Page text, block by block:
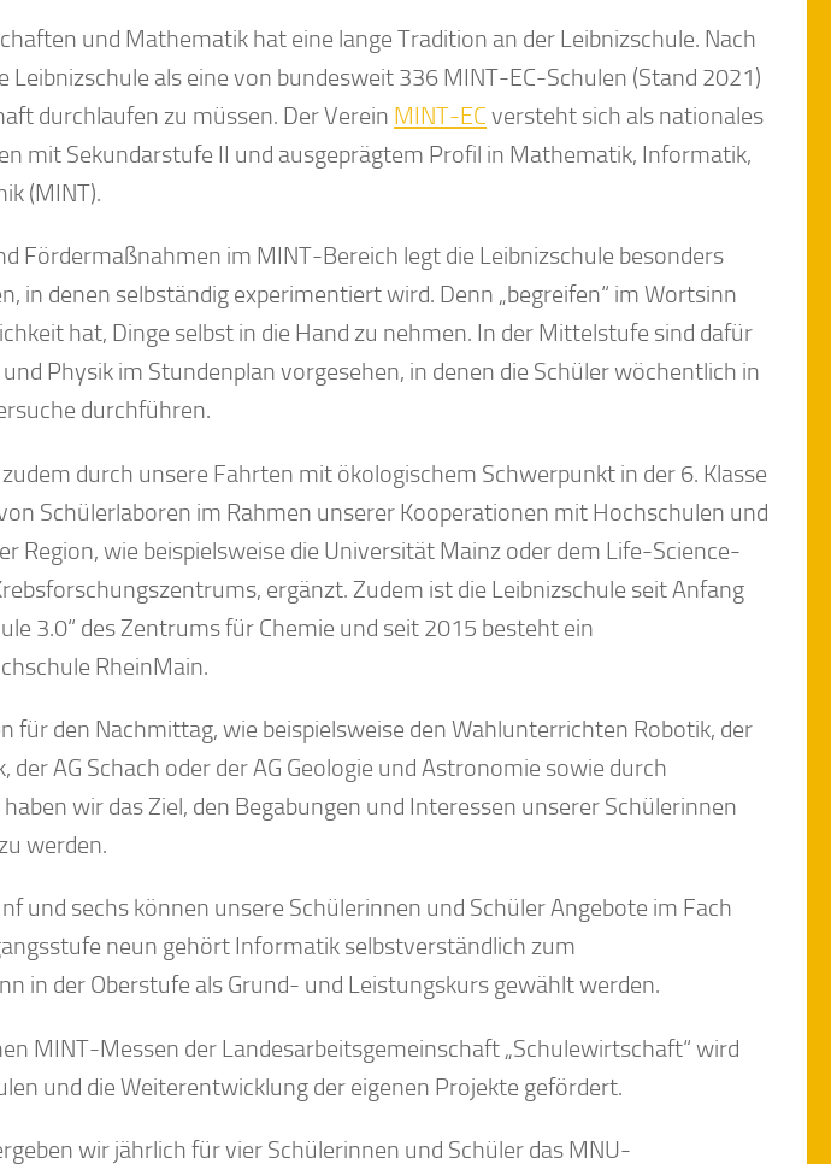
und Mathematik hat eine lange Tradition an der Leibnizschule. Nach
als eine von bundesweit 336 MINT-EC-Schulen (Stand 2021)
durchlaufen zu müssen. Der Verein MINT-EC versteht sich als nationales
mit Sekundarstufe II und ausgeprägtem Profil in Mathematik, Informatik,
(MINT).
Fördermaßnahmen im MINT-Bereich legt die Leibnizschule besonders
in denen selbständig experimentiert wird. Denn „begreifen“ im Wortsinn
hat, Dinge selbst in die Hand zu nehmen. In der Mittelstufe sind dafür
Physik im Stundenplan vorgesehen, in denen die Schüler wöchentlich in
durchführen.
durch unsere Fahrten mit ökologischem Schwerpunkt in der 6. Klasse
Schülerlaboren im Rahmen unserer Kooperationen mit Hochschulen und
Region, wie beispielsweise die Universität Mainz oder dem Life-Science-
ergänzt. Zudem ist die Leibnizschule seit Anfang
3.0“ des Zentrums für Chemie und seit 2015 besteht ein
RheinMain.
für den Nachmittag, wie beispielsweise den Wahlunterrichten Robotik, der
der AG Schach oder der AG Geologie und Astronomie sowie durch
wir das Ziel, den Begabungen und Interessen unserer Schülerinnen
werden.
und sechs können unsere Schülerinnen und Schüler Angebote im Fach
neun gehört Informatik selbstverständlich zum
in der Oberstufe als Grund- und Leistungskurs gewählt werden.
MINT-Messen der Landesarbeitsgemeinschaft „Schulewirtschaft“ wird
und die Weiterentwicklung der eigenen Projekte gefördert.
wir jährlich für vier Schülerinnen und Schüler das MNU-